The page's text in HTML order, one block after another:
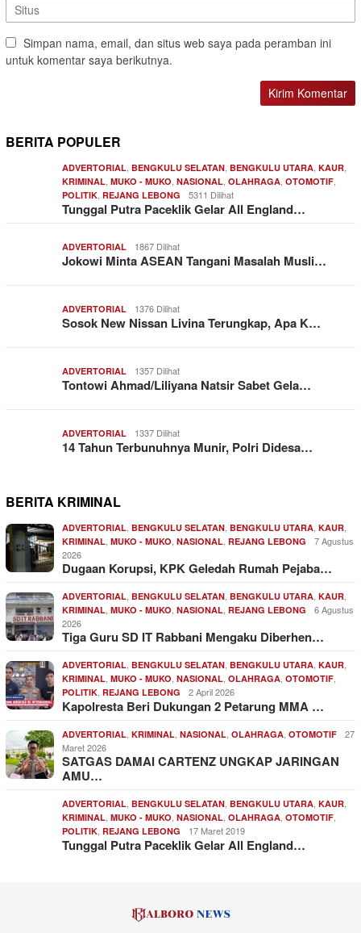
Simpan nama, email, dan situs web saya pada peramban ini
untuk komentar saya berikutnya.
BERITA POPULER
ADVERTORIAL BENGKULU SELATAN BENGKULU UTARA KAUR
KRIMINAL MUKO - MUKO NASIONAL OLAHRAGA OTOMOTIF
POLITIK REJANG LEBONG 5311 Dilihat
Tunggal Putra Paceklik Gelar All England…
ADVERTORIAL 1867 Dilihat
Jokowi Minta ASEAN Tangani Masalah Musli…
ADVERTORIAL 1376 Dilihat
Sosok New Nissan Livina Terungkap, Apa K…
ADVERTORIAL 1357 Dilihat
Tontowi Ahmad/Liliyana Natsir Sabet Gela…
ADVERTORIAL 1337 Dilihat
14 Tahun Terbunuhnya Munir, Polri Didesa…
BERITA KRIMINAL
ADVERTORIAL BENGKULU SELATAN BENGKULU UTARA KAUR
KRIMINAL MUKO - MUKO NASIONAL REJANG LEBONG
7 Agustus
2026
Dugaan Korupsi, KPK Geledah Rumah Pejaba…
ADVERTORIAL BENGKULU SELATAN BENGKULU UTARA KAUR
KRIMINAL MUKO - MUKO NASIONAL REJANG LEBONG
6 Agustus
2026
Tiga Guru SD IT Rabbani Mengaku Diberhen…
ADVERTORIAL BENGKULU SELATAN BENGKULU UTARA KAUR
KRIMINAL MUKO - MUKO NASIONAL OLAHRAGA OTOMOTIF
POLITIK REJANG LEBONG 2 April 2026
Kapolresta Beri Dukungan 2 Petarung MMA …
ADVERTORIAL KRIMINAL NASIONAL OLAHRAGA OTOMOTIF
27
Maret 2026
SATGAS DAMAI CARTENZ UNGKAP JARINGAN
AMU…
ADVERTORIAL BENGKULU SELATAN BENGKULU UTARA KAUR
KRIMINAL MUKO - MUKO NASIONAL OLAHRAGA OTOMOTIF
POLITIK REJANG LEBONG 17 Maret 2019
Tunggal Putra Paceklik Gelar All England…